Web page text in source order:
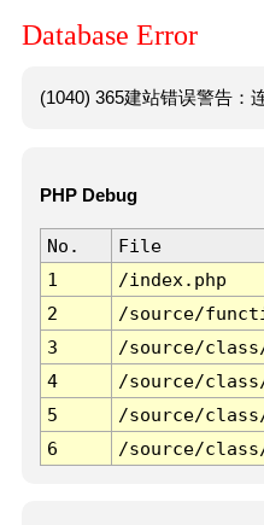
Database Error
(1040) 365建站错误警告：
PHP Debug
No. File
1
/index.php
2
/source/
3
/source/
4
/source/
5
/source/
6
/source/